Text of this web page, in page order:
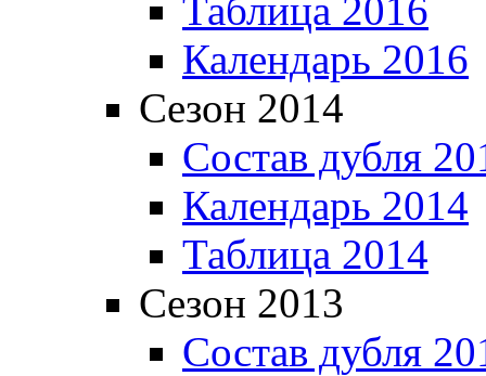
Таблица 2016
Календарь 2016
Сезон 2014
Состав дубля
Календарь 2014
Таблица 2014
Сезон 2013
Состав дубля